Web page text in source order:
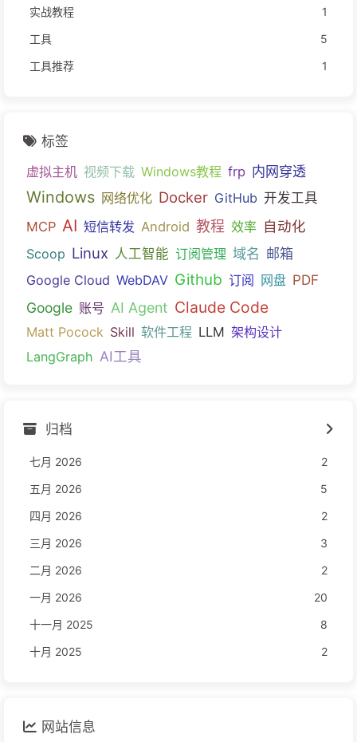
实战教程
1
工具
5
工具推荐
1
标签
虚拟主机 视频下载 Windows教程 frp 内网穿透
Windows 网络优化 Docker GitHub 开发工具
MCP AI 短信转发 Android 教程 效率 自动化
Scoop Linux 人工智能 订阅管理 域名 邮箱
Google Cloud WebDAV Github 订阅 网盘 PDF
Google 账号 AI Agent Claude Code
Matt Pocock Skill 软件工程 LLM 架构设计
LangGraph AI工具
归档
七月 2026
2
五月 2026
5
四月 2026
2
三月 2026
3
二月 2026
2
一月 2026
20
十一月 2025
8
十月 2025
2
网站信息